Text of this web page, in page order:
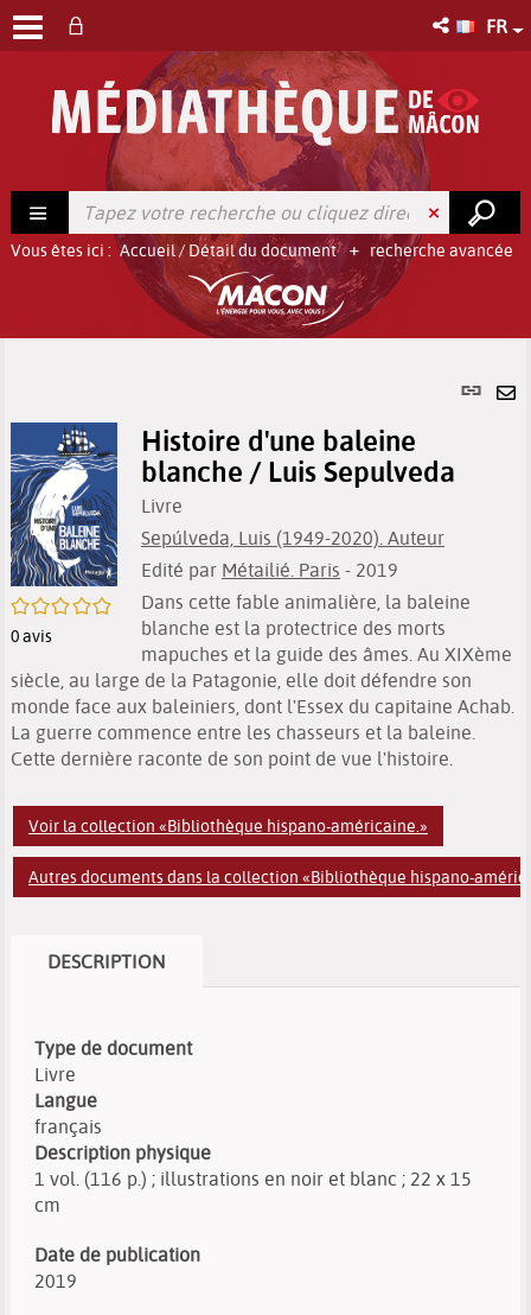
FR
recherche avancée
Vous êtes ici : Accueil/ Détail du document
Lien
/5
0avis
Histoire d'une baleine
blanche / Luis Sepulveda
Livre
Sepúlveda, Luis (1949-2020). Auteur
Edité par Métailié. Paris - 2019
Dans cette fable animalière, la baleine
blanche est la protectrice des morts
mapuches et la guide des âmes. Au XIXème
siècle, au large de la Patagonie, elle doit défendre son
monde face aux baleiniers, dont l'Essex du capitaine Achab.
La guerre commence entre les chasseurs et la baleine.
Cette dernière raconte de son point de vue l'histoire.
Voir la collection «Bibliothèque hispano-américaine.»
Autres documents dans la collection «Bibliothèque hispano-
DESCRIPTION
Type de document
Livre
Langue
français
Description physique
1 vol. (116 p.) ; illustrations en noir et blanc ; 22 x 15
cm
Date de publication
2019